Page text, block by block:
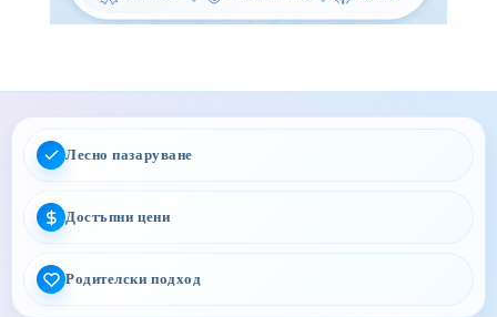
Лесно пазаруване
Достъпни цени
Родителски подход